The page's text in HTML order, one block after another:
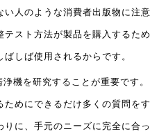
人のような消費者出版物に注意
スト方法が製品を購入するため
しば使用されるからです。
機を研究することが重要です。
めにできるだけ多くの質問をす
に、手元のニーズに完全に合っ